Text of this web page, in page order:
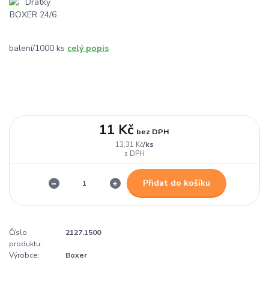
balení/1000 ks celý popis
13,31 Kč/ks
11 Kč bez DPH
Přidat do košíku
Číslo
produktu:
2127.1500
Výrobce: Boxer